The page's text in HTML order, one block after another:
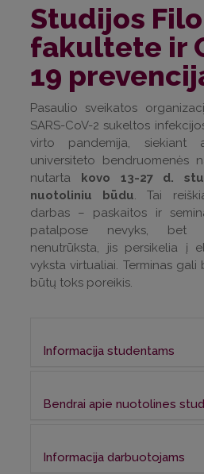
Studijos
fakultete ir
19
Pasaulio sveikatos
SARS-CoV-2 sukeltos
virto pandemija, siekiant
universiteto bendruomenės
nutarta kovo 13-27 d.
nuotoliniu būdu. Tai
darbas – paskaitos ir
patalpose nevyks, bet
nenutrūksta, jis persikelia į
vyksta virtualiai. Terminas gali
būtų toks poreikis.
Informacija studentams
kovo 13–27 d. studijos
Bendrai apie nuotolines
rekomenduojama studijų
Informacija darbuotojams